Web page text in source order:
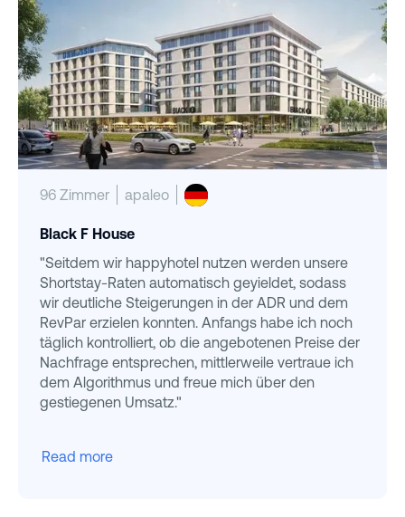
96 Zimmer apaleo
Black F House
"Seitdem wir happyhotel nutzen werden unsere
Shortstay-Raten automatisch geyieldet, sodass
wir deutliche Steigerungen in der ADR und dem
RevPar erzielen konnten. Anfangs habe ich noch
täglich kontrolliert, ob die angebotenen Preise der
Nachfrage entsprechen, mittlerweile vertraue ich
dem Algorithmus und freue mich über den
gestiegenen Umsatz."
Read more